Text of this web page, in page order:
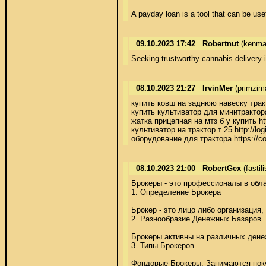
A payday loan is a tool that can be
09.10.2023 17:42 Robertnut
Seeking trustworthy cannabis delivery
08.10.2023 21:27 IrvinMer
купить ковш на заднюю навеску
купить культиватор для
жатка прицепная на мтз б у купить
культиватор на трактор т 25 http://
оборудование для трактора https://
08.10.2023 21:00 RobertGex
Брокеры - это профессионалы в
1. Определение Брокера
Брокер - это лицо либо
2. Разнообразие Денежных Базаров
Брокеры активны на различных
3. Типы Брокеров
Фондовые Брокеры: Занимаются